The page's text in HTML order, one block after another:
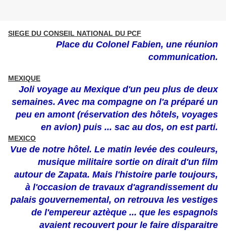
SIEGE DU CONSEIL NATIONAL DU PCF
Place du Colonel Fabien, une réunion
communication.
MEXIQUE
Joli voyage au Mexique d'un peu plus de deux
semaines. Avec ma compagne on l'a préparé un
peu en amont (réservation des hôtels, voyages
en avion) puis ... sac au dos, on est parti.
MEXICO
Vue de notre hôtel. Le matin levée des couleurs,
musique militaire sortie on dirait d'un film
autour de Zapata. Mais l'histoire parle toujours,
à l'occasion de travaux d'agrandissement du
palais gouvernemental, on retrouva les vestiges
de l'empereur aztèque ... que les espagnols
avaient recouvert pour le faire disparaitre